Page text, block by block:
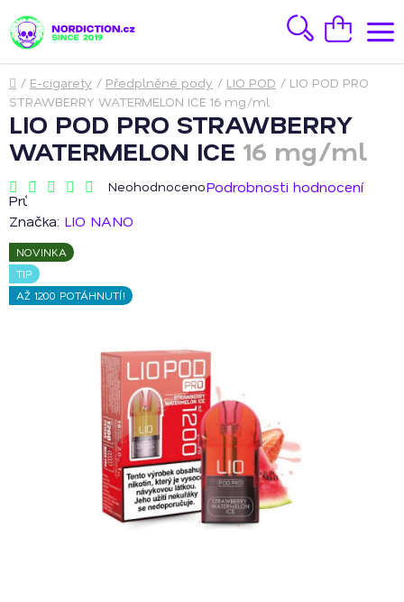
na
obsah
HledatNákupní
košík
Domů
/ E-cigarety / Předplněné pody / LIO POD / LIO POD PRO
STRAWBERRY WATERMELON ICE 16 mg/ml
LIO POD PRO STRAWBERRY
WATERMELON ICE 16 mg/ml
Průměrné
hodnocení
produktu
je
0,0
5
hvězdiček.
NeohodnocenoPodrobnosti hodnocení
Značka: LIO NANO
NOVINKA
TIP
AŽ 1200 POTÁHNUTÍ!